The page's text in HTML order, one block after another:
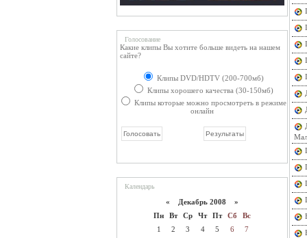
Голосование
Какие клипы Вы хотите больше видеть на нашем
сайте?
Клипы DVD/HDTV (200-700мб)
Клипы хорошего качества (30-150мб)
Клипы которые можно просмотреть в режиме
онлайн
Календарь
« Декабрь 2008 »
Пн
Вт Ср Чт Пт Сб
Вс
1
2 3 4 5 6
7